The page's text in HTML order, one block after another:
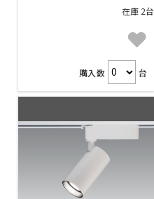
在庫 2台
購入数 台